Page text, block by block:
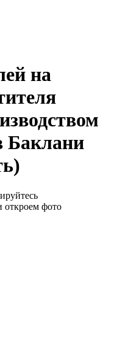
на
Баклани
откроем фото